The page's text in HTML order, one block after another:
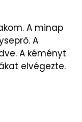
A minap
A
A kéményt
elvégezte.